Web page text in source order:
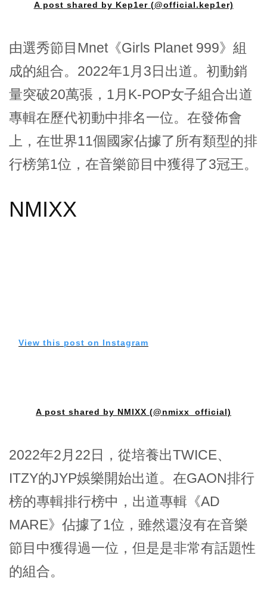
A post shared by Kep1er (@official.kep1er)
由選秀節目Mnet《Girls Planet 999》組
成的組合。2022年1月3日出道。初動銷
量突破20萬張，1月K-POP女子組合出道
專輯在歷代初動中排名一位。在發佈會
上，在世界11個國家佔據了所有類型的排
行榜第1位，在音樂節目中獲得了3冠王。
NMIXX
View this post on Instagram
A post shared by NMIXX (@nmixx_official)
2022年2月22日，從培養出TWICE、
ITZY的JYP娛樂開始出道。在GAON排行
榜的專輯排行榜中，出道專輯《AD
MARE》佔據了1位，雖然還沒有在音樂
節目中獲得過一位，但是是非常有話題性
的組合。